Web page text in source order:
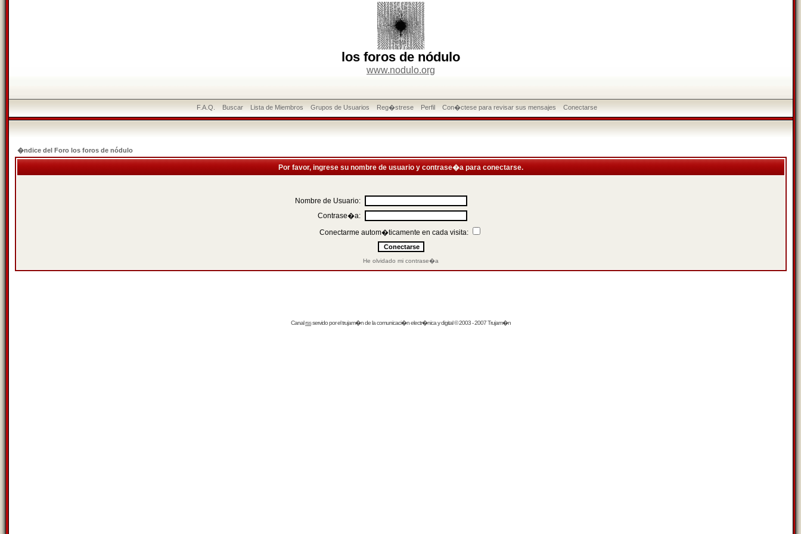
los foros de nódulo
www.nodulo.org
F.A.Q. Buscar Lista de Miembros Grupos de Usuarios Reg�strese Perfil Con�ctese para revisar sus mensajes Conectarse
�ndice del Foro los foros de nódulo
Por favor, ingrese su nombre de usuario y contrase�a para conectarse.
Nombre de Usuario:
Contrase�a:
Conectarme autom�ticamente en cada visita:
He olvidado mi contrase�a
Canalrssservido por eltrujam�nde la comunicaci�n electr�nica y digital © 2003 - 2007 Trujam�n